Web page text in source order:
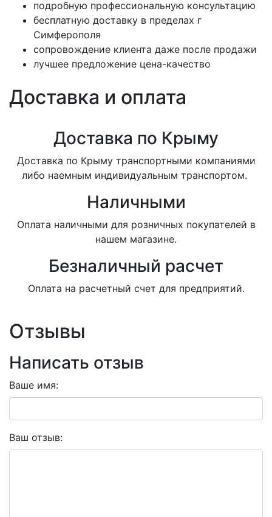
подробную профессиональную консультацию
бесплатную доставку в пределах г
Симферополя
сопровождение клиента даже после продажи
лучшее предложение цена-качество
Доставка и оплата
Доставка по Крыму
Доставка по Крыму транспортными компаниями
либо наемным индивидуальным транспортом.
Наличными
Оплата наличными для розничных покупателей в
нашем магазине.
Безналичный расчет
Оплата на расчетный счет для предприятий.
Отзывы
Написать отзыв
Ваше имя:
Ваш отзыв: